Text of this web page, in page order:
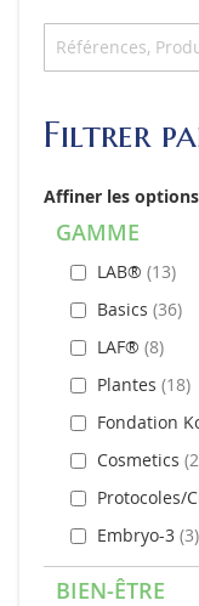
Filtrer
Affiner les options
GAMME
LAB® 13
Basics 36
LAF® 8
Plantes 18
Fondation
Cosmetics 2
Protocoles/
Embryo-3 3
BIEN-ÊTRE